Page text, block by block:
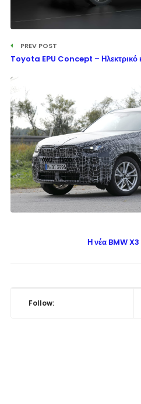
PREV POST
Toyota EPU Concept – Ηλεκτρικό
Η νέα BMW X3
Follow: